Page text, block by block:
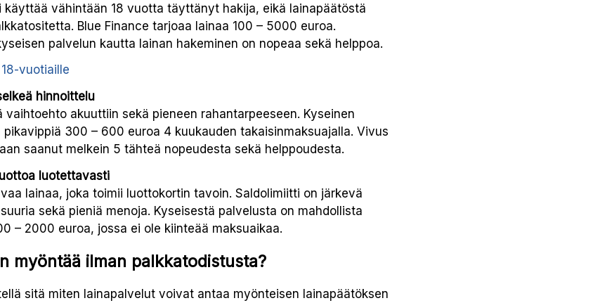
käyttää vähintään 18 vuotta täyttänyt hakija, eikä lainapäätöstä
Blue Finance tarjoaa lainaa 100 – 5000 euroa.
palvelun kautta lainan hakeminen on nopeaa sekä helppoa.
vuotiaille
hinnoittelu
akuuttiin sekä pieneen rahantarpeeseen. Kyseinen
300 – 600 euroa 4 kuukauden takaisinmaksuajalla. Vivus
saanut melkein 5 tähteä nopeudesta sekä helppoudesta.
luotettavasti
lainaa, joka toimii luottokortin tavoin. Saldolimiitti on järkevä
sekä pieniä menoja. Kyseisestä palvelusta on mahdollista
– 2000 euroa, jossa ei ole kiinteää maksuaikaa.
myöntää ilman palkkatodistusta?
sitä miten lainapalvelut voivat antaa myönteisen lainapäätöksen